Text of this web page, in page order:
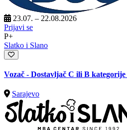
23.07. – 22.08.2026
Prijavi se
P+
Slatko i Slano
Vozač - Dostavljač C ili B kategorije
Sarajevo